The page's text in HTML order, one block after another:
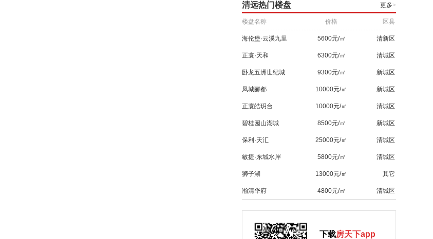
清远热门楼盘 更多>
楼盘名称 价格 区县
海伦堡·云溪九里 5600元/㎡ 清新区
正寰·天和 6300元/㎡ 清城区
卧龙五洲世纪城 9300元/㎡ 新城区
凤城郦都 10000元/㎡ 新城区
正寰皓玥台 10000元/㎡ 清城区
碧桂园山湖城 8500元/㎡ 新城区
保利·天汇 25000元/㎡ 清城区
敏捷·东城水岸 5800元/㎡ 清城区
狮子湖 13000元/㎡ 其它
瀚清华府 4800元/㎡ 清城区
下载房天下app